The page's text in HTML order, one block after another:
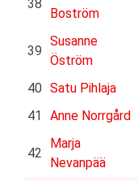
38
Boström
39
Susanne
Öström
40 Satu Pihlaja
41
Anne Norrgård
42
Marja
Nevanpää